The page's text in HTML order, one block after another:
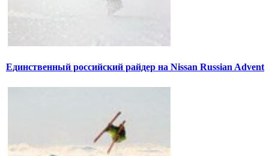
Единственный российский райдер на Nissan Russian Advent